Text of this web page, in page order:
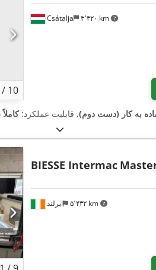
/ 10
Csátalja ۳٬۳۲۰ km
به کار (دست دوم), قابلیت عملکرد:
ایرلند ۵٬۴۳۲ km
BIESSE Intermac